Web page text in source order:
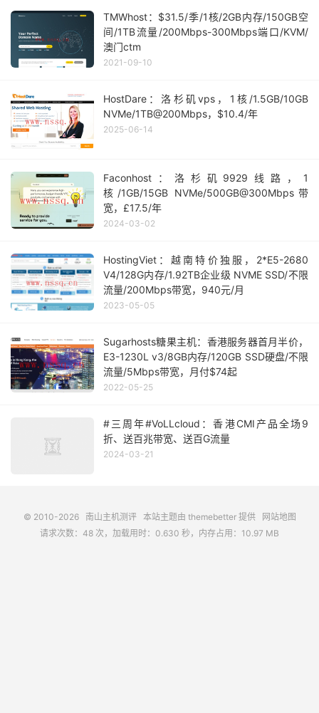
TMWhost：$31.5/季/1核/2GB内存/150GB空
间/1TB流量/200Mbps-300Mbps端口/KVM/
澳门ctm
2021-09-10
HostDare：洛杉矶vps，1核/1.5GB/10GB
NVMe/1TB@200Mbps，$10.4/年
2025-06-14
Faconhost：洛杉矶9929线路，1
核/1GB/15GB NVMe/500GB@300Mbps带
宽，£17.5/年
2024-03-02
HostingViet：越南特价独服，2*E5-2680
V4/128G内存/1.92TB企业级 NVME SSD/不限
流量/200Mbps带宽，940元/月
2023-05-05
Sugarhosts糖果主机：香港服务器首月半价，
E3-1230L v3/8GB内存/120GB SSD硬盘/不限
流量/5Mbps带宽，月付$74起
2022-05-25
#三周年#VoLLcloud：香港CMI产品全场9
折、送百兆带宽、送百G流量
2024-03-21
© 2010-2026 南山主机测评本站主题由 themebetter提供
网站地图
请求次数：48 次，加载用时：0.630 秒，内存占用：10.97 MB